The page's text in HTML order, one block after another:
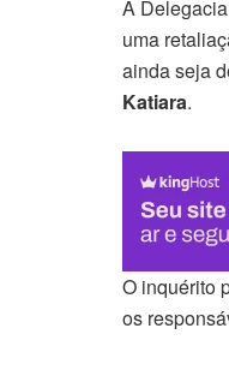
A
uma
ainda seja
Katiara.
O inquérito
os